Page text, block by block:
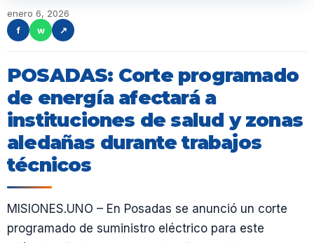
enero 6, 2026
f
w ↗
POSADAS: Corte programado
de energía afectará a
instituciones de salud y zonas
aledañas durante trabajos
técnicos
MISIONES.UNO – En Posadas se anunció un corte
programado de suministro eléctrico para este